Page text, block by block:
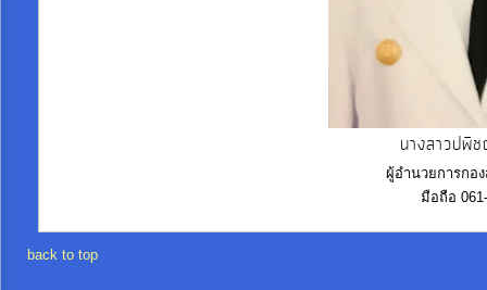
นางสาวปพิ
ผู้อำนวยการกอ
มือถือ
back to top